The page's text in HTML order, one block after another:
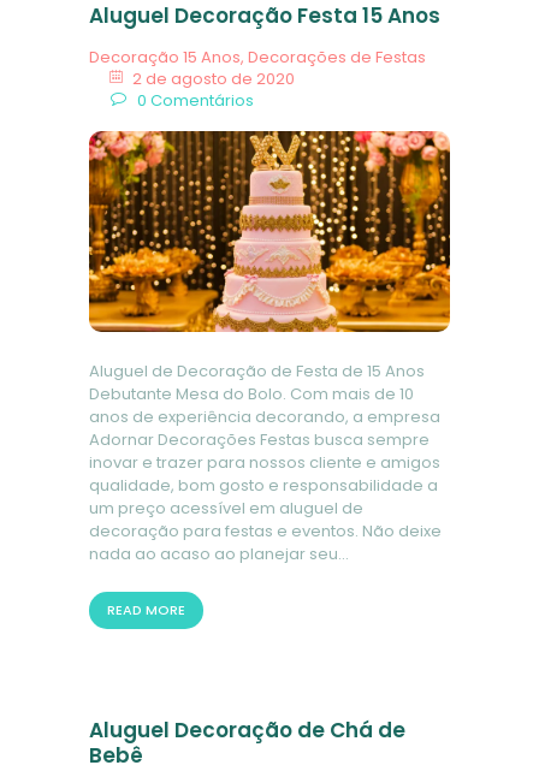
Aluguel Decoração Festa 15 Anos
Decoração 15 Anos, Decorações de Festas
2 de agosto de 2020
0 Comentários
Aluguel de Decoração de Festa de 15 Anos
Debutante Mesa do Bolo. Com mais de 10
anos de experiência decorando, a empresa
Adornar Decorações Festas busca sempre
inovar e trazer para nossos cliente e amigos
qualidade, bom gosto e responsabilidade a
um preço acessível em aluguel de
decoração para festas e eventos. Não deixe
nada ao acaso ao planejar seu…
READ MORE
Aluguel Decoração de Chá de
Bebê